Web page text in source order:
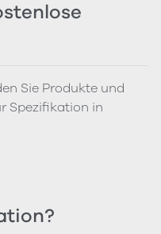
Sie Produkte und
Spezifikation in